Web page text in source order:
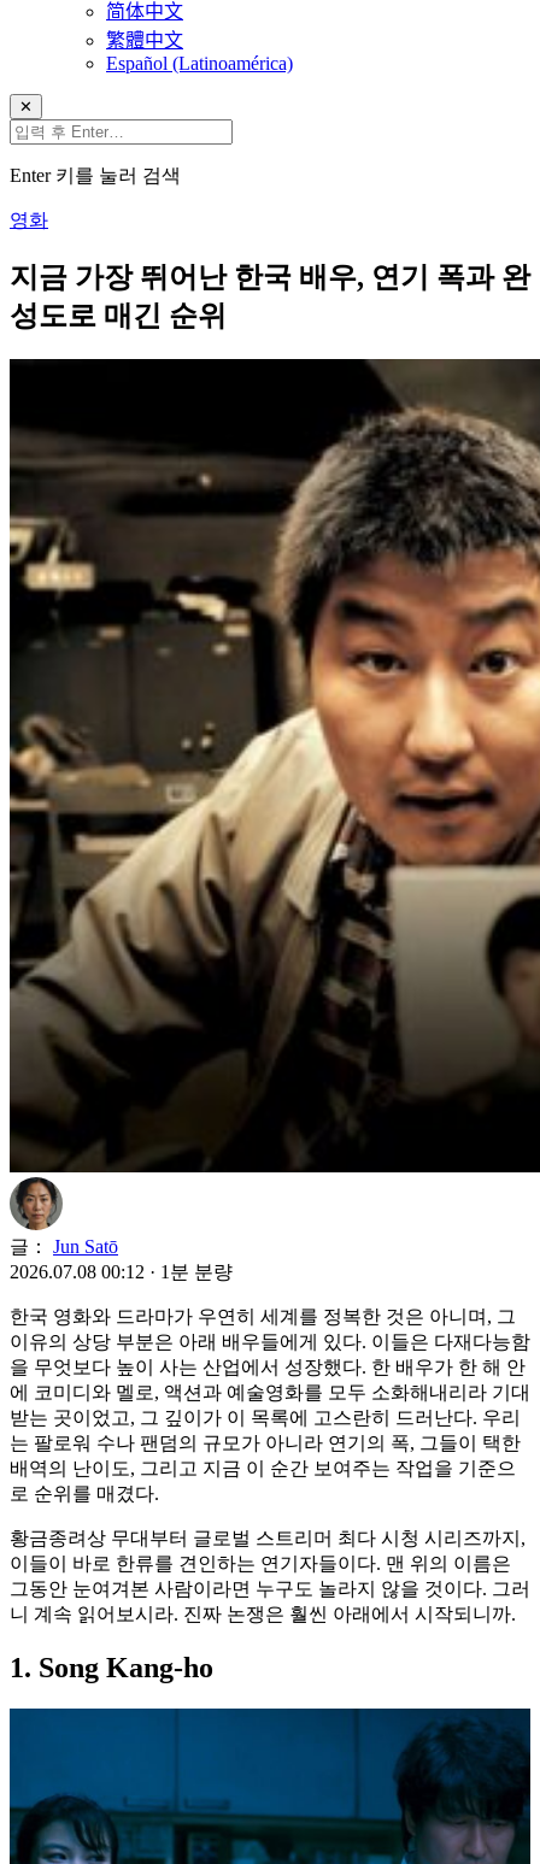
简体中文
繁體中文
Español (Latinoamérica)
✕
Enter 키를 눌러 검색
영화
지금 가장 뛰어난 한국 배우, 연기 폭과 완
성도로 매긴 순위
글：
Jun Satō
2026.07.08 00:12 · 1분 분량
한국 영화와 드라마가 우연히 세계를 정복한 것은 아니며, 그
이유의 상당 부분은 아래 배우들에게 있다. 이들은 다재다능함
을 무엇보다 높이 사는 산업에서 성장했다. 한 배우가 한 해 안
에 코미디와 멜로, 액션과 예술영화를 모두 소화해내리라 기대
받는 곳이었고, 그 깊이가 이 목록에 고스란히 드러난다. 우리
는 팔로워 수나 팬덤의 규모가 아니라 연기의 폭, 그들이 택한
배역의 난이도, 그리고 지금 이 순간 보여주는 작업을 기준으
로 순위를 매겼다.
황금종려상 무대부터 글로벌 스트리머 최다 시청 시리즈까지,
이들이 바로 한류를 견인하는 연기자들이다. 맨 위의 이름은
그동안 눈여겨본 사람이라면 누구도 놀라지 않을 것이다. 그러
니 계속 읽어보시라. 진짜 논쟁은 훨씬 아래에서 시작되니까.
1. Song Kang-ho